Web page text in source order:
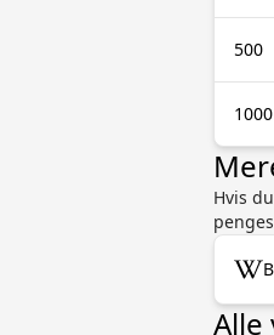
500
1000
Hvis
Alle